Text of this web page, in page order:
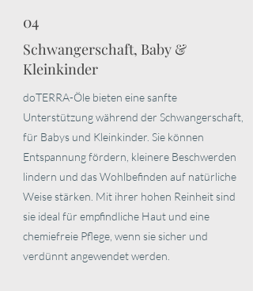
04
Schwangerschaft, Baby &
Kleinkinder
doTERRA-Öle bieten eine sanfte
Unterstützung während der Schwangerschaft,
für Babys und Kleinkinder. Sie können
Entspannung fördern, kleinere Beschwerden
lindern und das Wohlbefinden auf natürliche
Weise stärken. Mit ihrer hohen Reinheit sind
sie ideal für empfindliche Haut und eine
chemiefreie Pflege, wenn sie sicher und
verdünnt angewendet werden.